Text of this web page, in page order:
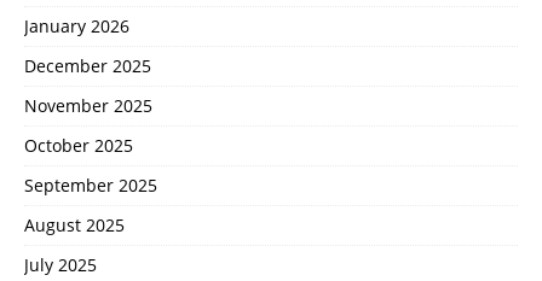
January 2026
December 2025
November 2025
October 2025
September 2025
August 2025
July 2025